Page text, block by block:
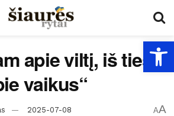
apie viltį, iš tiesų
vaikus“
2025-07-08 AA